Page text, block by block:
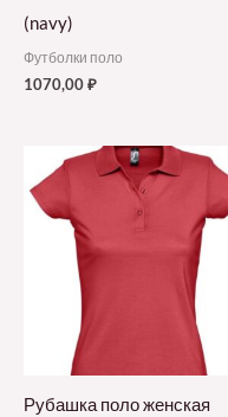
(navy)
Футболки поло
1070,00₽
Рубашка поло женская